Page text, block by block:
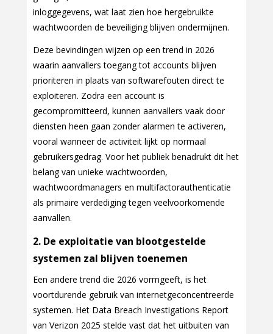
inloggegevens, wat laat zien hoe hergebruikte
wachtwoorden de beveiliging blijven ondermijnen.
Deze bevindingen wijzen op een trend in 2026
waarin aanvallers toegang tot accounts blijven
prioriteren in plaats van softwarefouten direct te
exploiteren. Zodra een account is
gecompromitteerd, kunnen aanvallers vaak door
diensten heen gaan zonder alarmen te activeren,
vooral wanneer de activiteit lijkt op normaal
gebruikersgedrag. Voor het publiek benadrukt dit het
belang van unieke wachtwoorden,
wachtwoordmanagers en multifactorauthenticatie
als primaire verdediging tegen veelvoorkomende
aanvallen.
2. De exploitatie van blootgestelde
systemen zal blijven toenemen
Een andere trend die 2026 vormgeeft, is het
voortdurende gebruik van internetgeconcentreerde
systemen. Het Data Breach Investigations Report
van Verizon 2025 stelde vast dat het uitbuiten van